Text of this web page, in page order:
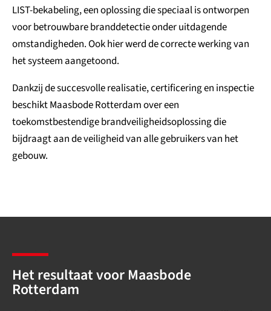
LIST-bekabeling, een oplossing die speciaal is ontworpen
voor betrouwbare branddetectie onder uitdagende
omstandigheden. Ook hier werd de correcte werking van
het systeem aangetoond.
Dankzij de succesvolle realisatie, certificering en inspectie
beschikt Maasbode Rotterdam over een
toekomstbestendige brandveiligheidsoplossing die
bijdraagt aan de veiligheid van alle gebruikers van het
gebouw.
Het resultaat voor Maasbode
Rotterdam